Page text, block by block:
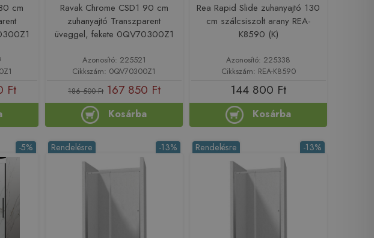
cm
Ft
Ravak Chrome CSD1 90 cm
zuhanyajtó Transzparent
üveggel, fekete 0QV70300Z1
Azonosító: 225521
Cikkszám: 0QV70300Z1
186 500 Ft 167 850 Ft
Kosárba
Rea Rapid Slide zuhanyajtó 130
cm szálcsiszolt arany REA-
K8590 (K)
Azonosító: 225338
Cikkszám: REA-K8590
144 800 Ft
Kosárba
-5% -13%
Rendelésre -13%
Rendelésre